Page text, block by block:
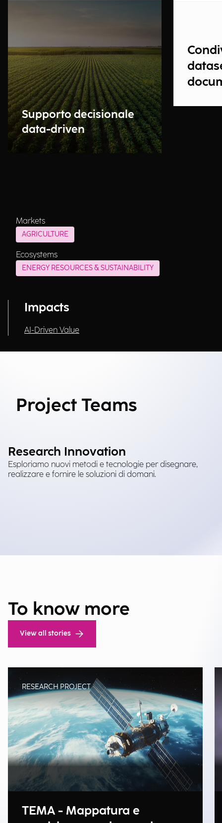
Supporto decisionale
data-driven
Markets
AGRICULTURE
Ecosystems
ENERGY RESOURCES & SUSTAINABILITY
Impacts
AI-Driven Value
Project Teams
Research Innovation
Esploriamo nuovi metodi e tecnologie per disegnare,
realizzare e fornire le soluzioni di domani.
To know more
View all stories
RESEARCH PROJECT
TEMA - Mappatura e